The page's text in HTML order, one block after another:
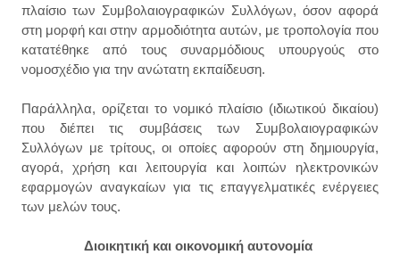
πλαίσιο των Συμβολαιογραφικών Συλλόγων, όσον αφορά
στη μορφή και στην αρμοδιότητα αυτών, με τροπολογία που
κατατέθηκε από τους συναρμόδιους υπουργούς στο
νομοσχέδιο για την ανώτατη εκπαίδευση.
Παράλληλα, ορίζεται το νομικό πλαίσιο (ιδιωτικού δικαίου)
που διέπει τις συμβάσεις των Συμβολαιογραφικών
Συλλόγων με τρίτους, οι οποίες αφορούν στη δημιουργία,
αγορά, χρήση και λειτουργία και λοιπών ηλεκτρονικών
εφαρμογών αναγκαίων για τις επαγγελματικές ενέργειες
των μελών τους.
Διοικητική και οικονομική αυτονομία